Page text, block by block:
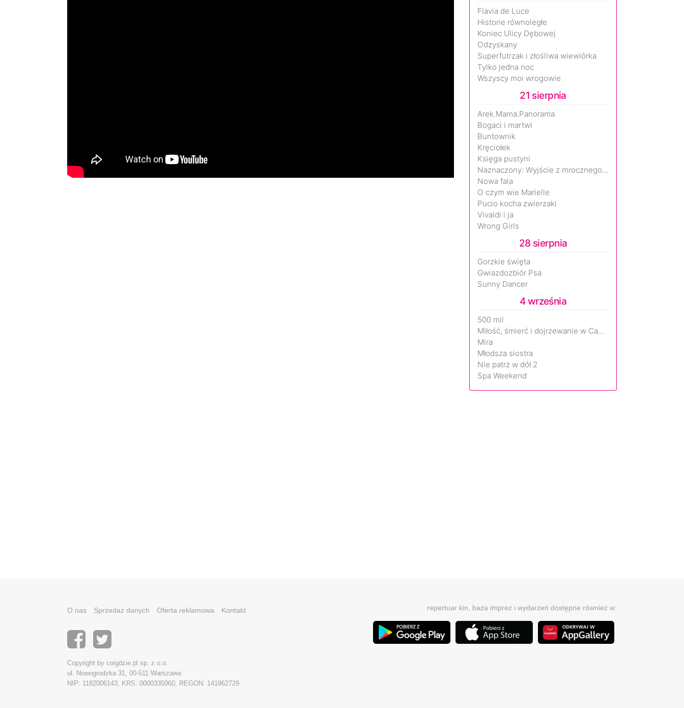
Flavia de Luce
Historie równoległe
Koniec Ulicy Dębowej
Odzyskany
Superfutrzak i złośliwa wiewiórka
Tylko jedna noc
Wszyscy moi wrogowie
21 sierpnia
Arek.Mama.Panorama
Bogaci i martwi
Buntownik
Kręciołek
Księga pustyni
Naznaczony: Wyjście z mrocznego wymiaru
Nowa fala
O czym wie Marielle
Pucio kocha zwierzaki
Vivaldi i ja
Wrong Girls
28 sierpnia
Gorzkie święta
Gwiazdozbiór Psa
Sunny Dancer
4 września
500 mil
Miłość, śmierć i dojrzewanie w Camp Miasma
Mira
Młodsza siostra
Nie patrz w dół 2
Spa Weekend
O nas Sprzedaż danych Oferta reklamowa Kontakt
Copyright by coigdzie.pl sp. z o.o.
ul. Nowogrodzka 31, 00-511 Warszawa
NIP: 1182006143, KRS: 0000335060, REGON: 141962729
repertuar kin, baza imprez i wydarzeń dostępne również w: